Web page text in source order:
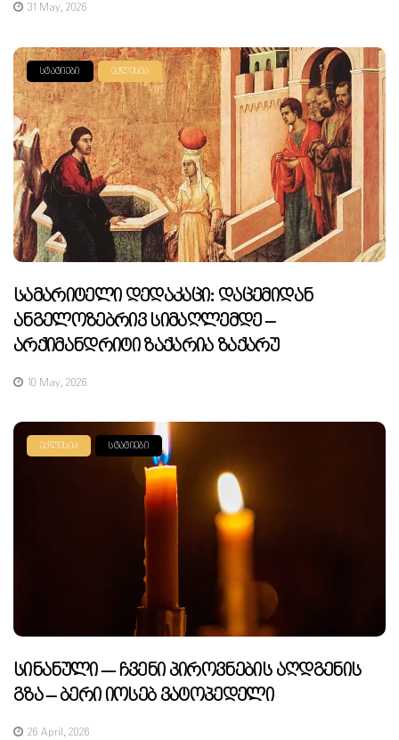
31 May, 2026
ᲡᲢᲐᲢᲘᲔᲑᲘ ᲔᲙᲚᲔᲡᲘᲐ
Სამარიტელი Დედაკაცი: Დაცემიდან
Ანგელოზებრივ Სიმაღლემდე –
Არქიმანდრიტი Ზაქარია Ზაქარუ
10 May, 2026
ᲔᲙᲚᲔᲡᲘᲐ ᲡᲢᲐᲢᲘᲔᲑᲘ
Სინანული — Ჩვენი Პიროვნების Აღდგენის
Გზა – Ბერი Იოსებ Ვატოპედელი
26 April, 2026